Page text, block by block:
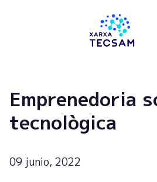
Emprenedoria
tecnològica
09 junio, 2022